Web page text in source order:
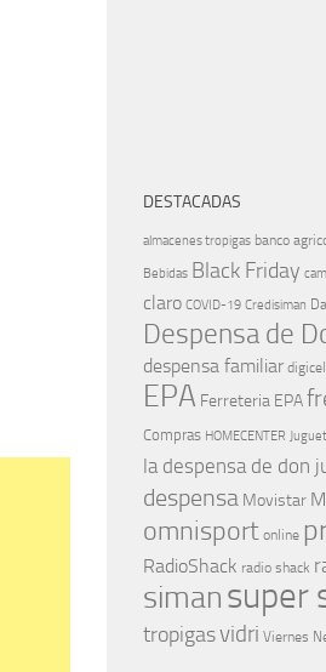
DESTACADAS
almacenes tropigas banco
Bebidas Black Friday
claro COVID-19 Credisiman
Despensa de
despensa familiar digicel
EPA Ferreteria EPA
Compras HOMECENTER
la despensa de don
despensa Movistar
omnisport online
RadioShack radio shack
simansuper
tropigasvidri Viernes